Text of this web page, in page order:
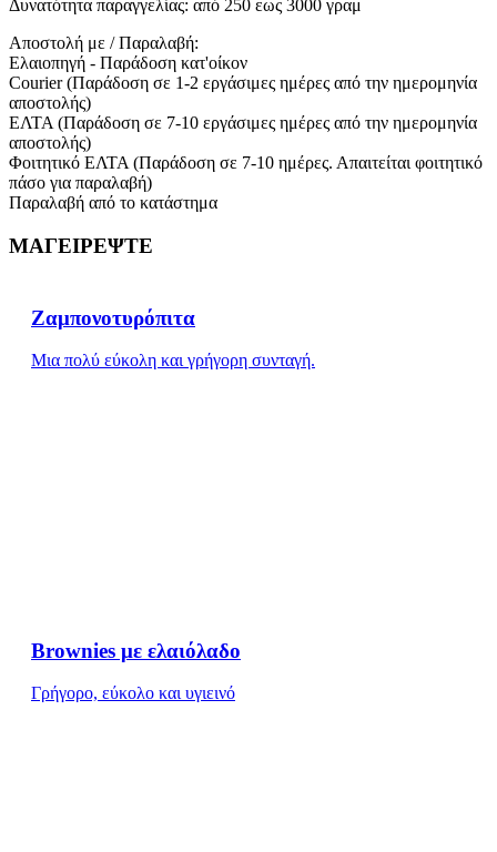
Δυνατότητα παραγγελίας: από 250 εως 3000 γραμ
Αποστολή με / Παραλαβή:
Ελαιοπηγή - Παράδοση κατ'οίκον
Courier (Παράδοση σε 1-2 εργάσιμες ημέρες από την ημερομηνία
αποστολής)
ΕΛΤΑ (Παράδοση σε 7-10 εργάσιμες ημέρες από την ημερομηνία
αποστολής)
Φοιτητικό ΕΛΤΑ (Παράδοση σε 7-10 ημέρες. Απαιτείται φοιτητικό
πάσο για παραλαβή)
Παραλαβή από το κατάστημα
ΜΑΓΕΙΡΕΨΤΕ
Ζαμπονοτυρόπιτα
Μια πολύ εύκολη και γρήγορη συνταγή.
Brownies με ελαιόλαδο
Γρήγορο, εύκολο και υγιεινό